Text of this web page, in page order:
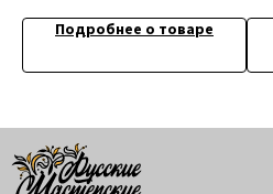
Подробнее о товаре